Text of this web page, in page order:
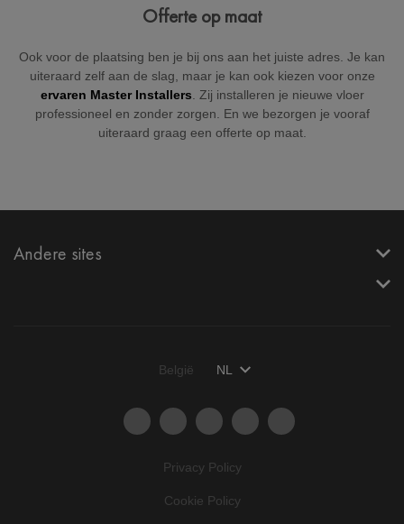
Offerte op maat
Ook voor de plaatsing ben je bij ons aan het juiste adres. Je kan
uiteraard zelf aan de slag, maar je kan ook kiezen voor onze
ervaren Master Installers . Zij installeren je nieuwe vloer
professioneel en zonder zorgen. En we bezorgen je vooraf
uiteraard graag een offerte op maat.
Andere sites
Privacy Policy
Cookie Policy
België NL